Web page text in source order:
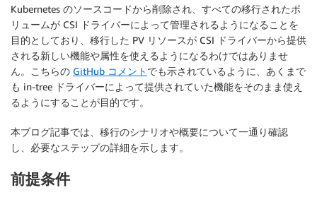
Kubernetes のソースコードから削除され、すべての移行されたボ
リュームが CSI ドライバーによって管理されるようになることを
目的としており、移行した PV リソースが CSI ドライバーから提供
される新しい機能や属性を使えるようになるわけではありませ
ん。こちらの GitHub コメント でも示されているように、あくまで
も in-tree ドライバーによって提供されていた機能をそのまま使え
るようにすることが目的です。
本ブログ記事では、移行のシナリオや概要について一通り確認
し、必要なステップの詳細を示します。
前提条件